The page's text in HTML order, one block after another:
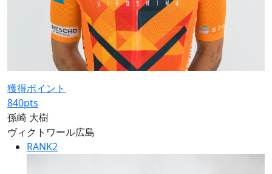
獲得ポイント
840pts
孫崎 大樹
ヴィクトワール広島
RANK2